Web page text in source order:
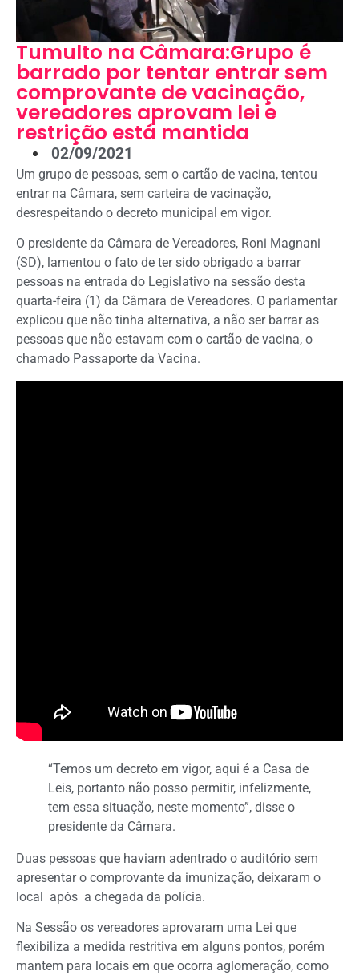
Tumulto na Câmara:Grupo é
barrado por tentar entrar sem
comprovante de vacinação,
vereadores aprovam lei e
restrição está mantida
02/09/2021
Um grupo de pessoas, sem o cartão de vacina, tentou
entrar na Câmara, sem carteira de vacinação,
desrespeitando o decreto municipal em vigor.
O presidente da Câmara de Vereadores, Roni Magnani
(SD), lamentou o fato de ter sido obrigado a barrar
pessoas na entrada do Legislativo na sessão desta
quarta-feira (1) da Câmara de Vereadores. O parlamentar
explicou que não tinha alternativa, a não ser barrar as
pessoas que não estavam com o cartão de vacina, o
chamado Passaporte da Vacina.
“Temos um decreto em vigor, aqui é a Casa de
Leis, portanto não posso permitir, infelizmente,
tem essa situação, neste momento”, disse o
presidente da Câmara.
Duas pessoas que haviam adentrado o auditório sem
apresentar o comprovante da imunização, deixaram o
local após a chegada da polícia.
Na Sessão os vereadores aprovaram uma Lei que
flexibiliza a medida restritiva em alguns pontos, porém
mantem para locais em que ocorra aglomeração, como